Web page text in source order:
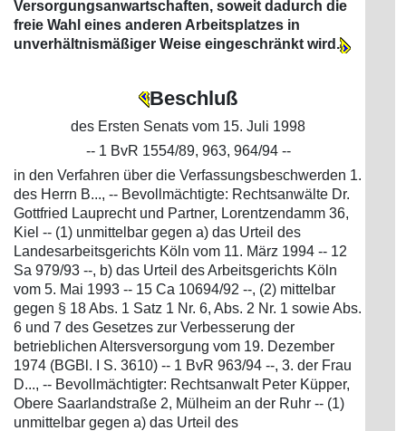
Versorgungsanwartschaften, soweit dadurch die
freie Wahl eines anderen Arbeitsplatzes in
unverhältnismäßiger Weise eingeschränkt wird.
Beschluß
des Ersten Senats vom 15. Juli 1998
-- 1 BvR 1554/89, 963, 964/94 --
in den Verfahren über die Verfassungsbeschwerden 1.
des Herrn B..., -- Bevollmächtigte: Rechtsanwälte Dr.
Gottfried Lauprecht und Partner, Lorentzendamm 36,
Kiel -- (1) unmittelbar gegen a) das Urteil des
Landesarbeitsgerichts Köln vom 11. März 1994 -- 12
Sa 979/93 --, b) das Urteil des Arbeitsgerichts Köln
vom 5. Mai 1993 -- 15 Ca 10694/92 --, (2) mittelbar
gegen § 18 Abs. 1 Satz 1 Nr. 6, Abs. 2 Nr. 1 sowie Abs.
6 und 7 des Gesetzes zur Verbesserung der
betrieblichen Altersversorgung vom 19. Dezember
1974 (BGBl. I S. 3610) -- 1 BvR 963/94 --, 3. der Frau
D..., -- Bevollmächtigter: Rechtsanwalt Peter Küpper,
Obere Saarlandstraße 2, Mülheim an der Ruhr -- (1)
unmittelbar gegen a) das Urteil des